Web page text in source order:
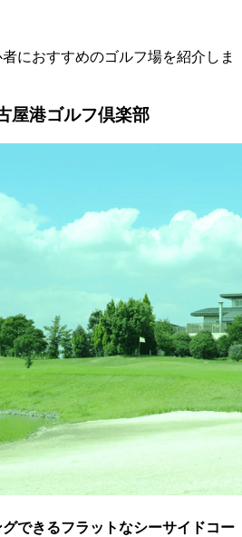
におすすめのゴルフ場を紹介しま
屋港ゴルフ倶楽部
できるフラットなシーサイドコー